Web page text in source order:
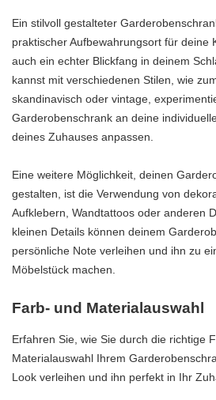
Ein stilvoll gestalteter
praktischer Aufbewahrungsort für deine
auch ein echter Blickfang in deinem
kannst mit verschiedenen Stilen, wie
skandinavisch oder vintage,
Garderobenschrank an deine
deines Zuhauses anpassen.
Eine weitere Möglichkeit, deinen
gestalten, ist die Verwendung von
Aufklebern, Wandtattoos oder anderen
kleinen Details können deinem
persönliche Note verleihen und ihn zu
Möbelstück machen.
Farb- und Materialauswahl
Erfahren Sie, wie Sie durch die richtige
Materialauswahl Ihrem
Look verleihen und ihn perfekt in Ihr